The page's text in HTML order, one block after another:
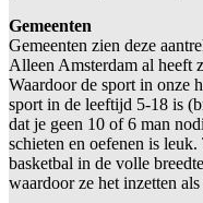
Gemeenten
Gemeenten zien deze
Alleen Amsterdam al heeft
Waardoor de sport in onze
sport in de leeftijd 5-18 is
dat je geen 10 of 6 man
schieten en oefenen is
basketbal in de volle
waardoor ze het inzetten